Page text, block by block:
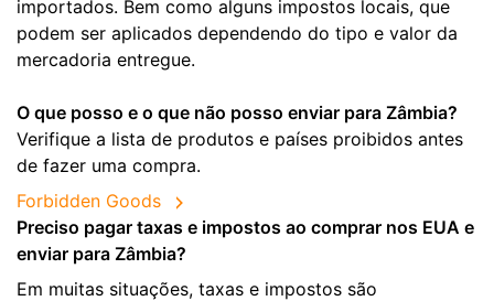
importados. Bem como alguns impostos locais, que
podem ser aplicados dependendo do tipo e valor da
mercadoria entregue.
O que posso e o que não posso enviar para Zâmbia?
Verifique a lista de produtos e países proibidos antes
de fazer uma compra.
Forbidden Goods
Preciso pagar taxas e impostos ao comprar nos EUA e
enviar para Zâmbia?
Em muitas situações, taxas e impostos são